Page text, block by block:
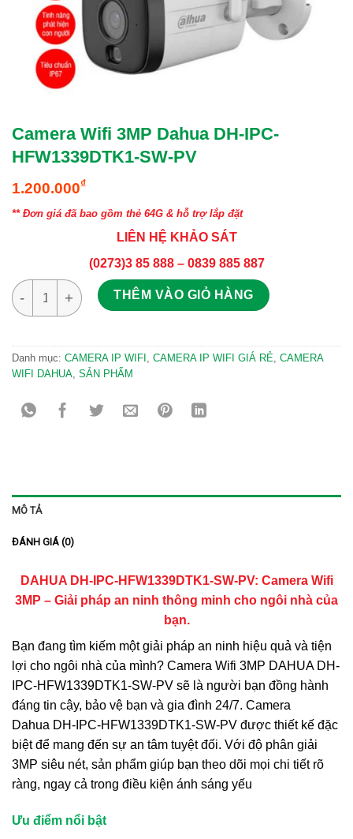
Camera Wifi 3MP Dahua DH-IPC-
HFW1339DTK1-SW-PV
1.200.000₫
** Đơn giá đã bao gồm thẻ 64G & hỗ trợ lắp đặt
LIÊN HỆ KHẢO SÁT
(0273)3 85 888 – 0839 885 887
Camera Wifi 3MP Dahua DH-IPC-HFW1339DTK1-SW-PV số
THÊM VÀO GIỎ HÀNG
Danh mục: CAMERA IP WIFI , CAMERA IP WIFI GIÁ RẺ, CAMERA
WIFI DAHUA, SẢN PHẨM
MÔ TẢ
ĐÁNH GIÁ (0)
DAHUA DH-IPC-HFW1339DTK1-SW-PV: Camera Wifi
3MP – Giải pháp an ninh thông minh cho ngôi nhà của
bạn.
Bạn đang tìm kiếm một giải pháp an ninh hiệu quả và tiện
lợi cho ngôi nhà của mình? Camera Wifi 3MP DAHUA DH-
IPC-HFW1339DTK1-SW-PV sẽ là người bạn đồng hành
đáng tin cậy, bảo vệ bạn và gia đình 24/7. Camera
Dahua DH-IPC-HFW1339DTK1-SW-PV được thiết kế đặc
biệt để mang đến sự an tâm tuyệt đối. Với độ phân giải
3MP siêu nét, sản phẩm giúp bạn theo dõi mọi chi tiết rõ
ràng, ngay cả trong điều kiện ánh sáng yếu
Ưu điểm nổi bật